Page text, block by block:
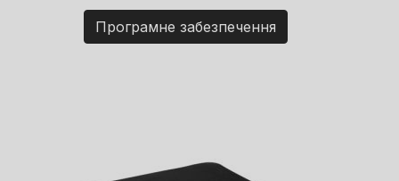
Програмне забезпечення